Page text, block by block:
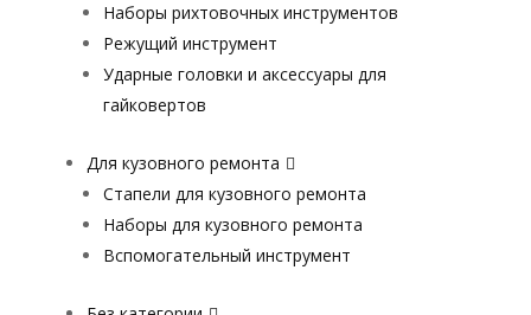
Наборы рихтовочных инструментов
Режущий инструмент
Ударные головки и аксессуары для
гайковертов
Для кузовного ремонта
Стапели для кузовного ремонта
Наборы для кузовного ремонта
Вспомогательный инструмент